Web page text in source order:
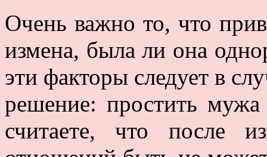
Очень важно то, что
измена, была ли она
эти факторы следует в
решение: простить
считаете, что после